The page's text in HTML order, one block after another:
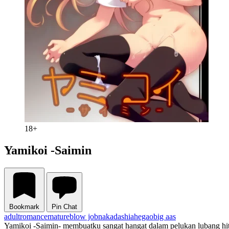
18+
Yamikoi -Saimin
Bookmark Pin Chat
adultromancematureblow jobnakadashiahegaobig aas
Yamikoi -Saimin- membuatku sangat hangat dalam pelukan lubang